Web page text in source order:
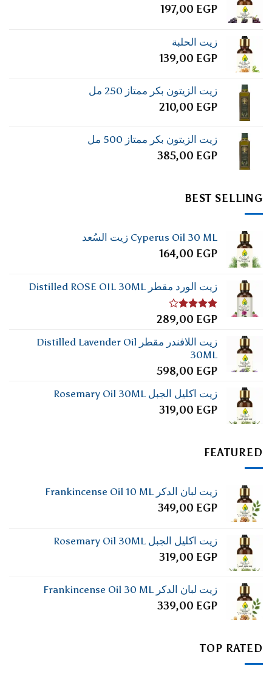
197,00 EGP
زيت الحلبة
139,00 EGP
زيت الزيتون بكر ممتاز 250 مل
210,00 EGP
زيت الزيتون بكر ممتاز 500 مل
385,00 EGP
BEST SELLING
Cyperus Oil 30 ML زيت السُعد
164,00 EGP
زيت الورد مقطر Distilled ROSE OIL 30ML
تم
من
5
289,00 EGP
زيت اللافندر مقطر Distilled Lavender Oil
30ML
598,00 EGP
زيت اكليل الجبل Rosemary Oil 30ML
319,00 EGP
FEATURED
زيت لبان الدكر Frankincense Oil 10 ML
349,00 EGP
زيت اكليل الجبل Rosemary Oil 30ML
319,00 EGP
زيت لبان الدكر Frankincense Oil 30 ML
339,00 EGP
TOP RATED